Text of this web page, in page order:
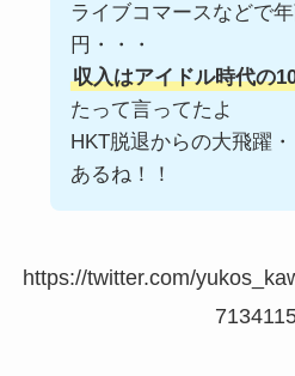
ライブコマースなどで
円・・・
収入はアイドル時代の
たって言ってたよ
HKT脱退からの大飛躍
あるね！！
https://twitter.com/